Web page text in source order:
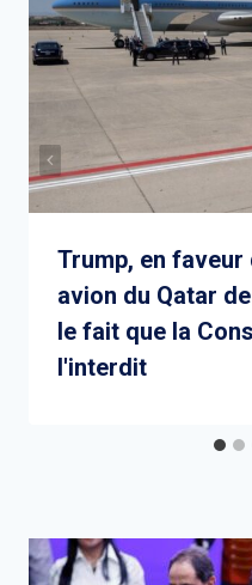
Trump, en
avion du Qatar
le fait que la
l'interdit